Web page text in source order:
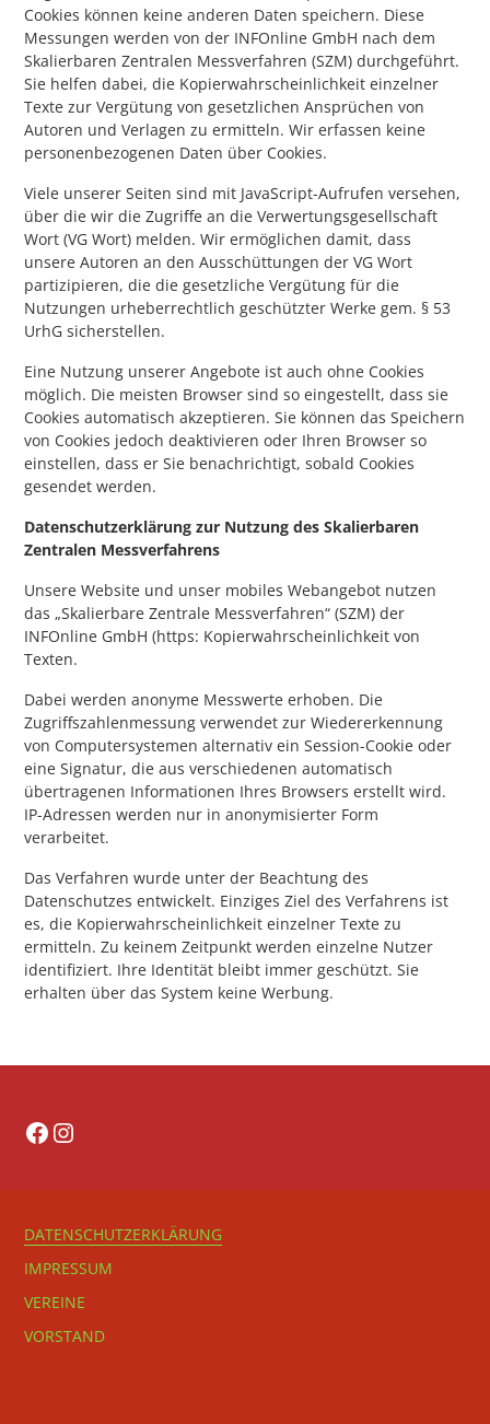
Cookies können keine anderen Daten speichern. Diese
Messungen werden von der INFOnline GmbH nach dem
Skalierbaren Zentralen Messverfahren (SZM) durchgeführt.
Sie helfen dabei, die Kopierwahrscheinlichkeit einzelner
Texte zur Vergütung von gesetzlichen Ansprüchen von
Autoren und Verlagen zu ermitteln. Wir erfassen keine
personenbezogenen Daten über Cookies.
Viele unserer Seiten sind mit JavaScript-Aufrufen versehen,
über die wir die Zugriffe an die Verwertungsgesellschaft
Wort (VG Wort) melden. Wir ermöglichen damit, dass
unsere Autoren an den Ausschüttungen der VG Wort
partizipieren, die die gesetzliche Vergütung für die
Nutzungen urheberrechtlich geschützter Werke gem. § 53
UrhG sicherstellen.
Eine Nutzung unserer Angebote ist auch ohne Cookies
möglich. Die meisten Browser sind so eingestellt, dass sie
Cookies automatisch akzeptieren. Sie können das Speichern
von Cookies jedoch deaktivieren oder Ihren Browser so
einstellen, dass er Sie benachrichtigt, sobald Cookies
gesendet werden.
Datenschutzerklärung zur Nutzung des Skalierbaren
Zentralen Messverfahrens
Unsere Website und unser mobiles Webangebot nutzen
das „Skalierbare Zentrale Messverfahren“ (SZM) der
INFOnline GmbH (https: Kopierwahrscheinlichkeit von
Texten.
Dabei werden anonyme Messwerte erhoben. Die
Zugriffszahlenmessung verwendet zur Wiedererkennung
von Computersystemen alternativ ein Session-Cookie oder
eine Signatur, die aus verschiedenen automatisch
übertragenen Informationen Ihres Browsers erstellt wird.
IP-Adressen werden nur in anonymisierter Form
verarbeitet.
Das Verfahren wurde unter der Beachtung des
Datenschutzes entwickelt. Einziges Ziel des Verfahrens ist
es, die Kopierwahrscheinlichkeit einzelner Texte zu
ermitteln. Zu keinem Zeitpunkt werden einzelne Nutzer
identifiziert. Ihre Identität bleibt immer geschützt. Sie
erhalten über das System keine Werbung.
Facebook
Instagram
DATENSCHUTZERKLÄRUNG
IMPRESSUM
VEREINE
VORSTAND